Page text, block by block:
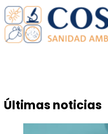
Últimas noticias